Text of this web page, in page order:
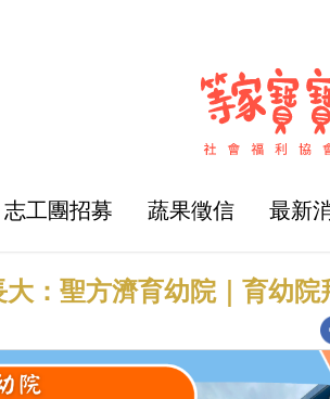
志工團招募 蔬果徵信 最新
：聖方濟育幼院｜育幼院